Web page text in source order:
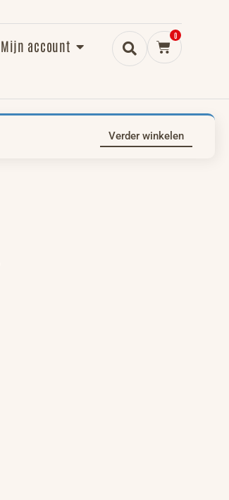
Mijn account
0
Verder winkelen